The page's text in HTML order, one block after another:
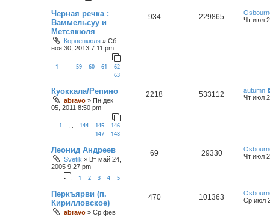
Черная речка :
Ваммельсуу и
Метсякюля
Корвенкюля » Сб
ноя 30, 2013 7:11 pm
1 59 60 61
62
63
934 229865
Чт июл
Куоккала/Репино
abravo » Пн дек
05, 2011 8:50 pm
1 144 145
146
147
148
2218 533112
autumn
Чт июл
Леонид Андреев
Svetik » Вт май 24,
2005 9:27 pm
1 2 3 4 5
69 29330
Чт июл
Перкъярви (п.
Кирилловское)
abravo » Ср фев
470 101363
Ср июл